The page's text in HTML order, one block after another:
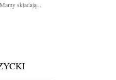
składają...